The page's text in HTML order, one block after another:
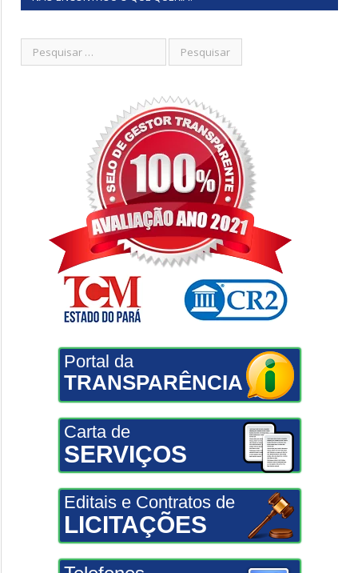
Portal da
TRANSPARÊNCIA
Carta de
SERVIÇOS
Editais e Contratos de
LICITAÇÕES